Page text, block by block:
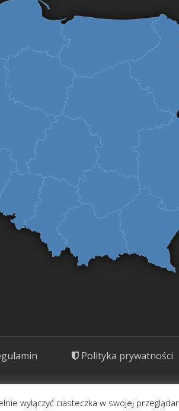
Polityka prywatności
o potencjale kulinarnym, leczniczym i
Korzystaj rozważnie.
wyłączyć ciasteczka w swojej